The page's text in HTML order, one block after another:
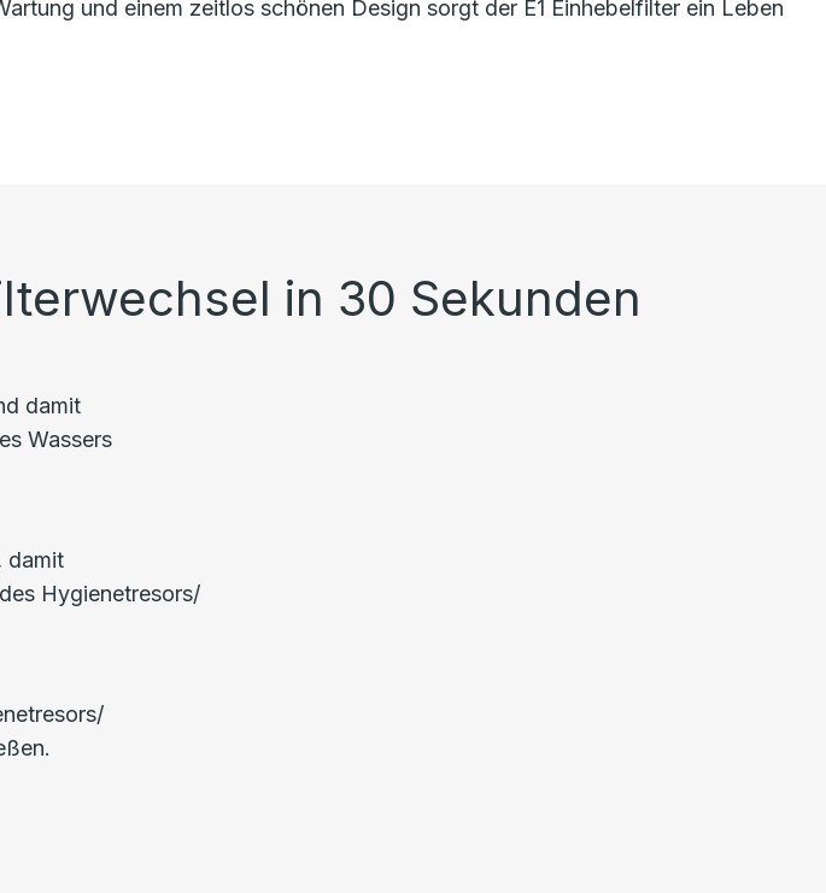
und einem zeitlos schönen Design sorgt der E1 Einhebelfilter ein Leben
in 30 Sekunden
damit
Wassers
damit
Hygienetresors/